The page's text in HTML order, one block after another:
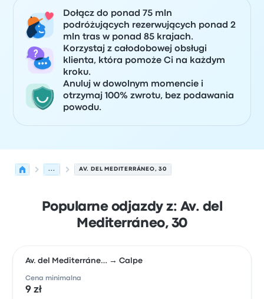
Dołącz do ponad 75 mln
podróżujących rezerwujących ponad 2
mln tras w ponad 85 krajach.
Korzystaj z całodobowej obsługi
klienta, która pomoże Ci na każdym
kroku.
Anuluj w dowolnym momencie i
otrzymaj 100% zwrotu, bez podawania
powodu.
... AV. DEL MEDITERRÁNEO, 30
Popularne odjazdy z: Av. del
Mediterráneo, 30
Av. del Mediterráne… → Calpe
Cena minimalna
9 zł